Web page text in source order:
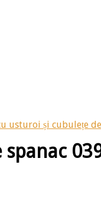
usturoi și cubulețe